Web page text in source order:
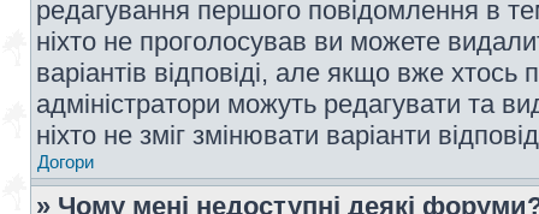
редагування першого повідомлення в
ніхто не проголосував ви можете
варіантів відповіді, але якщо вже
адміністратори можуть редагувати та
ніхто не зміг змінювати варіанти
Догори
» Чому мені недоступні деякі